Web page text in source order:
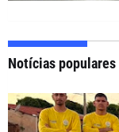
Notícias populares